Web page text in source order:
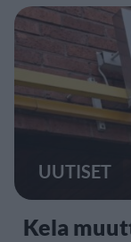
UUTISET
Kela